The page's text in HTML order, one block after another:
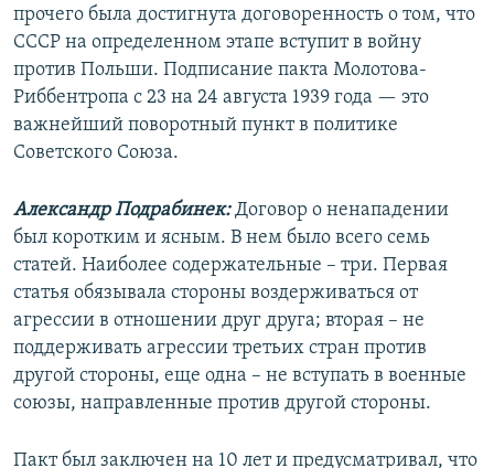
прочего была достигнута договоренность о том, что
СССР на определенном этапе вступит в войну
против Польши. Подписание пакта Молотова-
Риббентропа с 23 на 24 августа 1939 года — это
важнейший поворотный пункт в политике
Советского Союза.
Александр Подрабинек:Договор о ненападении
был коротким и ясным. В нем было всего семь
статей. Наиболее содержательные – три. Первая
статья обязывала стороны воздерживаться от
агрессии в отношении друг друга; вторая – не
поддерживать агрессии третьих стран против
другой стороны, еще одна – не вступать в военные
союзы, направленные против другой стороны.
Пакт был заключен на 10 лет и предусматривал, что